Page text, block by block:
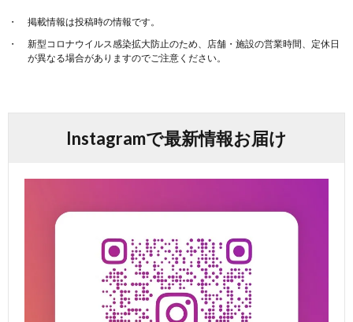
掲載情報は投稿時の情報です。
新型コロナウイルス感染拡大防止のため、店舗・施設の営業時間、定休日
が異なる場合がありますのでご注意ください。
Instagramで最新情報お届け